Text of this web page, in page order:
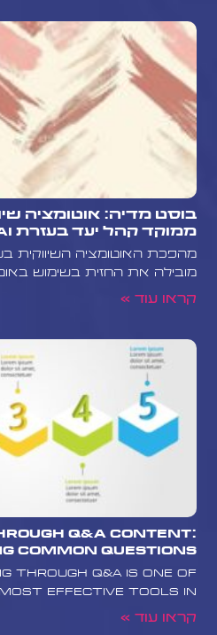
בוסט מדיה: אוטומציה
ממוקד קהל יעד בעזרת AI
מובילה את החזית בשימוש
קראו עוד »
Q&A Content:
Common Questions
through Q&A is one of
effective tools in
קראו עוד »